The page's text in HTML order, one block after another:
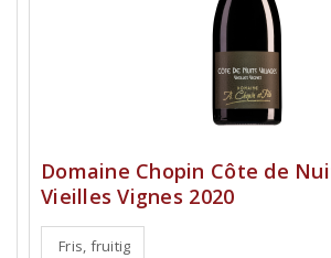
Domaine Chopin Côte de
Vieilles Vignes 2020
Fris, fruitig